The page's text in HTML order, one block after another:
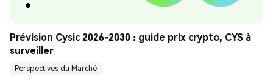
Prévision Cysic 2026-2030 : guide prix crypto, CYS à
surveiller
Perspectives du Marché